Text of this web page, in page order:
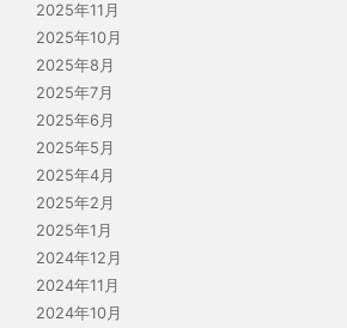
2025年11月
2025年10月
2025年8月
2025年7月
2025年6月
2025年5月
2025年4月
2025年2月
2025年1月
2024年12月
2024年11月
2024年10月